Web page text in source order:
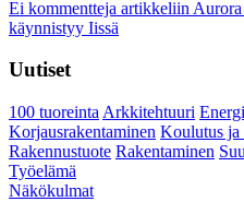
Ei kommentteja artikkeliin Aurora
käynnistyy Iissä
Uutiset
100 tuoreinta Arkkitehtuuri
Korjausrakentaminen Koulutus ja
Rakennustuote Rakentaminen
Työelämä
Näkökulmat